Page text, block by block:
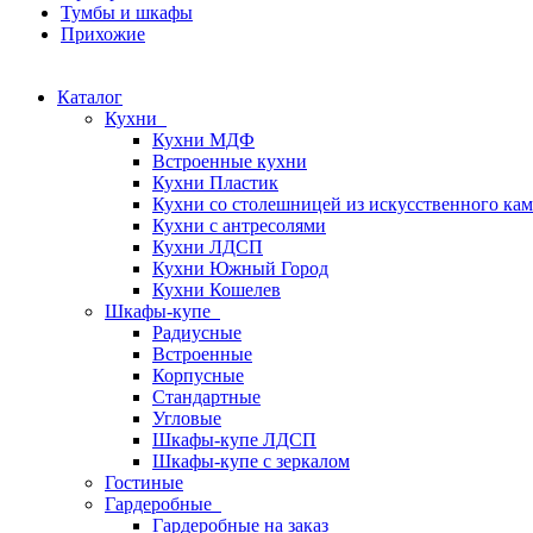
Тумбы и шкафы
Прихожие
Каталог
Кухни
Кухни МДФ
Встроенные кухни
Кухни Пластик
Кухни со столешницей из искусcтвенного
Кухни с антресолями
Кухни ЛДСП
Кухни Южный Город
Кухни Кошелев
Шкафы-купе
Радиусные
Встроенные
Корпусные
Стандартные
Угловые
Шкафы-купе ЛДСП
Шкафы-купе с зеркалом
Гостиные
Гардеробные
Гардеробные на заказ